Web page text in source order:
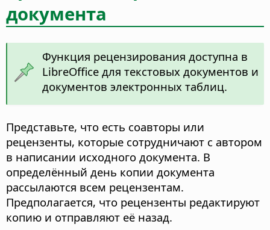
документа
Функция рецензирования доступна в
LibreOffice для текстовых документов и
документов электронных таблиц.
Представьте, что есть соавторы или
рецензенты, которые сотрудничают с автором
в написании исходного документа. В
определённый день копии документа
рассылаются всем рецензентам.
Предполагается, что рецензенты редактируют
копию и отправляют её назад.